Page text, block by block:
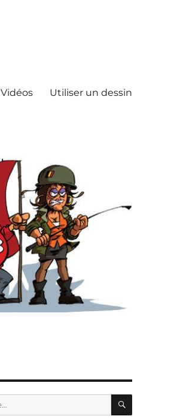
Vidéos Utiliser un dessin